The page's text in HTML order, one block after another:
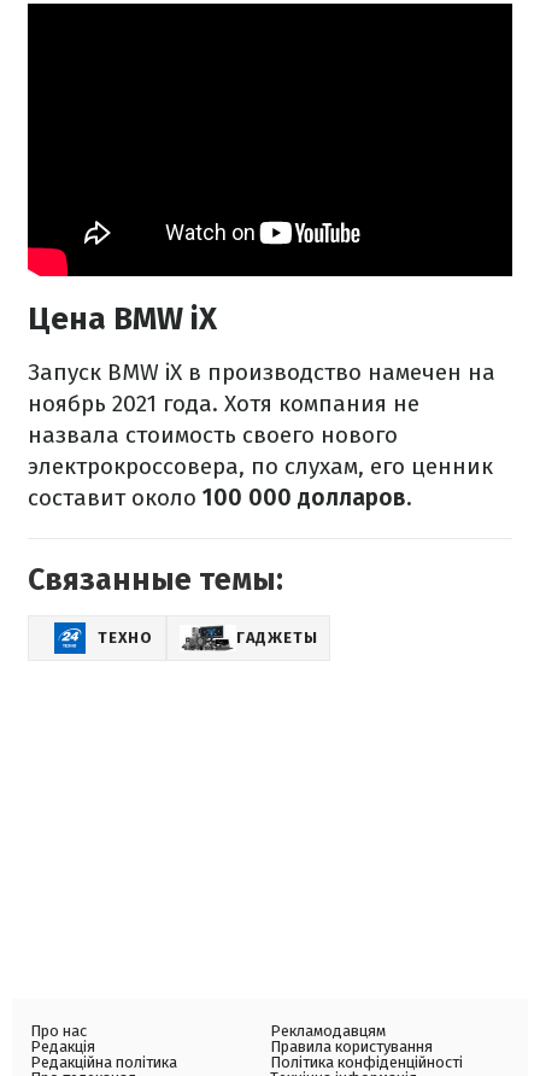
Цена BMW iX
Запуск BMW iX в производство намечен на
ноябрь 2021 года. Хотя компания не
назвала стоимость своего нового
электрокроссовера, по слухам, его ценник
составит около 100 000 долларов.
Связанные темы:
ТЕХНО ГАДЖЕТЫ
Про нас
Редакція
Редакційна політика
Рекламодавцям
Правила користування
Політика конфіденційності